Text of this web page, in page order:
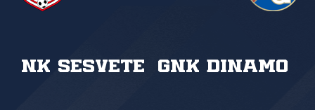
NK Sesvete GNK Dinamo